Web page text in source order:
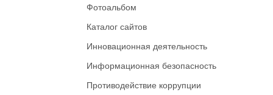
Фотоальбом
Каталог сайтов
Инновационная деятельность
Информационная безопасность
Противодействие коррупции